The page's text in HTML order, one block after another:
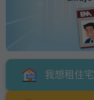
我想租住宅